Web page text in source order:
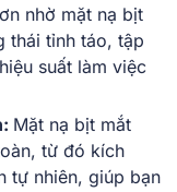
nhờ mặt nạ bịt
thái tỉnh táo, tập
suất làm việc
Mặt nạ bịt mắt
từ đó kích
tự nhiên, giúp bạn